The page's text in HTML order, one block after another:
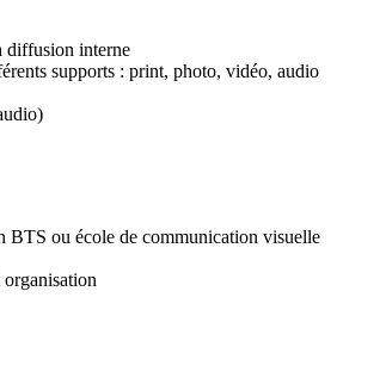
diffusion interne
supports : print, photo, vidéo, audio
BTS ou école de communication visuelle